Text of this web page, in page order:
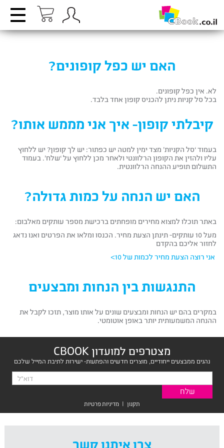
האם יש כפל קופונים?
לא. אין כפל קופונים.
בכל סל קניות ניתן להכניס קופון אחד בלבד.
קיבלתי קופון- איך אני מממש אותו?
בעמוד ‘סל הקניות’ מצד ימין למטה יש כפתור: יש לך קופון? יש ללחוץ
עליו ולהזין את הקופון הרלוונטי ולאחר מכן ללחוץ על ‘שלח’. בעמוד
התשלום תופיע ההנחה הרלוונטית.
האם יש הנחה על כמות גדולה?
באתר תוכלו למצוא מחירים מופחתים ברכישת מספר עותקים מאלבום:
מעל 10 עותקים- תינתן הצעת מחיר. הכנסו ומלאו את הפרטים ואנו נדאג
לחזור אליכם בהקדם
אני רוצה הצעת מחיר לכמות של 10>
התנגשות בין הנחות ומבצעים
במקרים בהם יש הנחות ומבצעים שונים על אותו מוצר, תזכו לקבל את
ההנחה המשמעותית יותר באופן אוטומטי.
מצטרפים למועדון CBOOK
נהנים ממבצעים ייחודיים, מוצרים חדשים והפתעות- ישירות לתיבת המייל שלכם
תקנון | מדיניות פרטיות
צרו איתנו קשר